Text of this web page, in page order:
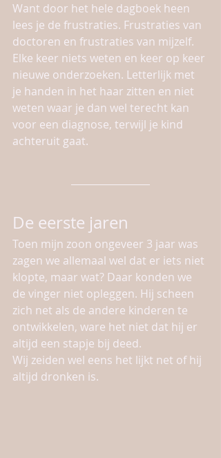
Want door het hele dagboek heen
lees je de frustraties. Frustraties van
doctoren en frustraties van mijzelf.
Elke keer niets weten en keer op keer
nieuwe onderzoeken. Letterlijk met
je handen in het haar zitten en niet
weten waar je dan wel terecht kan
voor een diagnose, terwijl je kind
achteruit gaat.
De eerste jaren
Toen mijn zoon ongeveer 3 jaar was
zagen we allemaal wel dat er iets niet
klopte, maar wat? Daar konden we
de vinger niet opleggen. Hij scheen
zich net als de andere kinderen te
ontwikkelen, ware het niet dat hij er
altijd een stapje bij deed.
Wij zeiden wel eens het lijkt net of hij
altijd dronken is.